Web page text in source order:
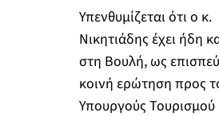
Υπενθυμίζεται ότι ο κ.
Νικητιάδης έχει ήδη
στη Βουλή, ως
κοινή ερώτηση προς
Υπουργούς Τουρισμού